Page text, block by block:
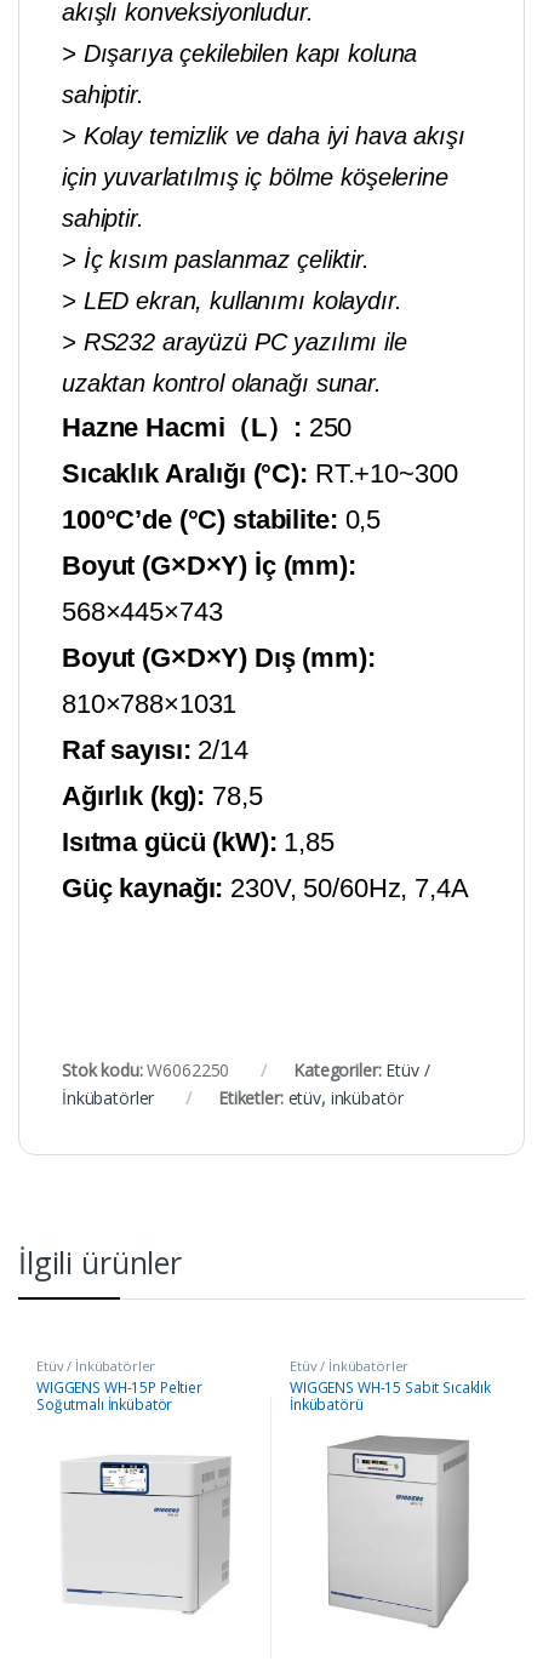
akışlı konveksiyonludur.
> Dışarıya çekilebilen kapı koluna
sahiptir.
> Kolay temizlik ve daha iyi hava akışı
için yuvarlatılmış iç bölme köşelerine
sahiptir.
> İç kısım paslanmaz çeliktir.
> LED ekran, kullanımı kolaydır.
> RS232 arayüzü PC yazılımı ile
uzaktan kontrol olanağı sunar.
Hazne Hacmi（L）: 250
Sıcaklık Aralığı (°C): RT.+10~300
100°C’de (°C) stabilite: 0,5
Boyut (G×D×Y) İç (mm):
568×445×743
Boyut (G×D×Y) Dış (mm):
810×788×1031
Raf sayısı: 2/14
Ağırlık (kg): 78,5
Isıtma gücü (kW): 1,85
Güç kaynağı: 230V, 50/60Hz, 7,4A
Stok kodu:W6062250 Kategoriler: Etüv /
İnkübatörler
Etiketler: etüv, inkübatör
İlgili ürünler
Etüv / İnkübatörler
WIGGENS WH-15P Peltier
Soğutmalı İnkübatör
Etüv / İnkübatörler
WIGGENS WH-15 Sabit Sıcaklık
İnkübatörü